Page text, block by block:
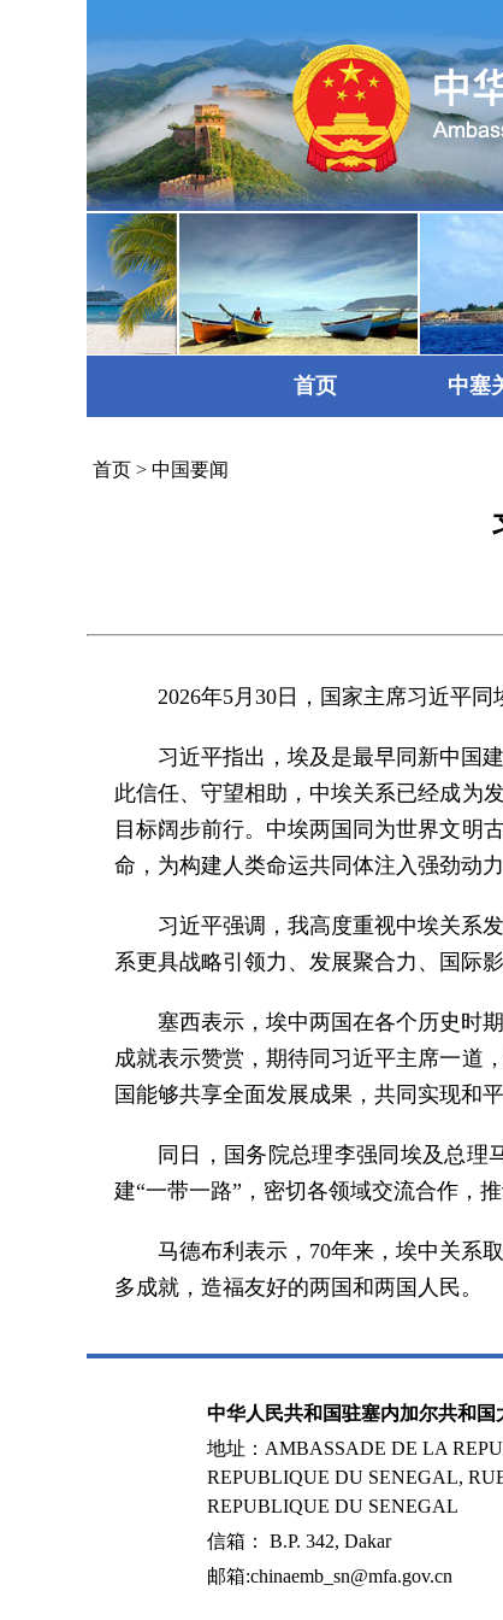
首页 中塞
首页 > 中国要闻
2026年5月30日，国家主席习近平
习近平指出，埃及是最早同新中国
此信任、守望相助，中埃关系已经成为
目标阔步前行。中埃两国同为世界文明
命，为构建人类命运共同体注入强劲动力
习近平强调，我高度重视中埃关系
系更具战略引领力、发展聚合力、国际
塞西表示，埃中两国在各个历史时
成就表示赞赏，期待同习近平主席一道
国能够共享全面发展成果，共同实现和平
同日，国务院总理李强同埃及总
建“一带一路”，密切各领域交流合作，
马德布利表示，70年来，埃中关系
多成就，造福友好的两国和两国人民。
中华人民共和国驻塞内加尔共和国
地址：AMBASSADE DE LA
REPUBLIQUE DU SENEGAL,
REPUBLIQUE DU SENEGAL
信箱： B.P. 342, Dakar
邮箱:chinaemb_sn@mfa.gov.cn